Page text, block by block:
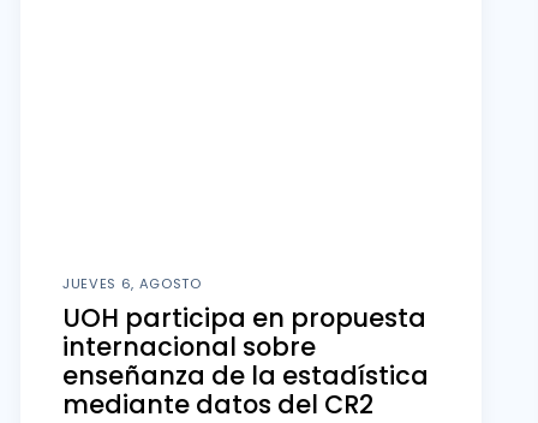
JUEVES 6, AGOSTO
UOH participa en propuesta
internacional sobre
enseñanza de la estadística
mediante datos del CR2